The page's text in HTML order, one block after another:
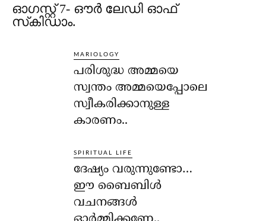
ഓഗസ്റ്റ് 7- ഔര്‍ ലേഡി ഓഫ്
സ്‌കിഡാം.
MARIOLOGY
പരിശുദ്ധ അമ്മയെ
സ്വന്തം അമ്മയെപ്പോലെ
സ്വീകരിക്കാനുള്ള
കാരണം..
SPIRITUAL LIFE
ദേഷ്യം വരുന്നുണ്ടോ…
ഈ ബൈബിള്‍
വചനങ്ങള്‍